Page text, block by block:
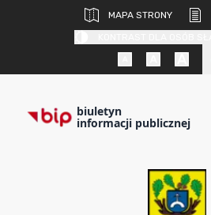
MAPA STRONY
biuletyn
informacji publicznej